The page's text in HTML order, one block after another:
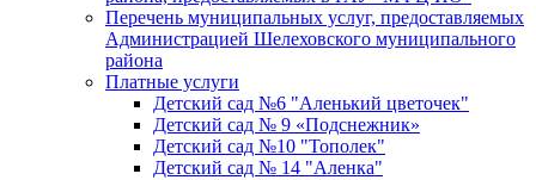
Перечень муниципальных услуг, предоставляемых
Администрацией Шелеховского муниципального
района
Платные услуги
Детский сад №6 "Аленький цветочек"
Детский сад № 9 «Подснежник»
Детский сад №10 "Тополек"
Детский сад № 14 "Аленка"